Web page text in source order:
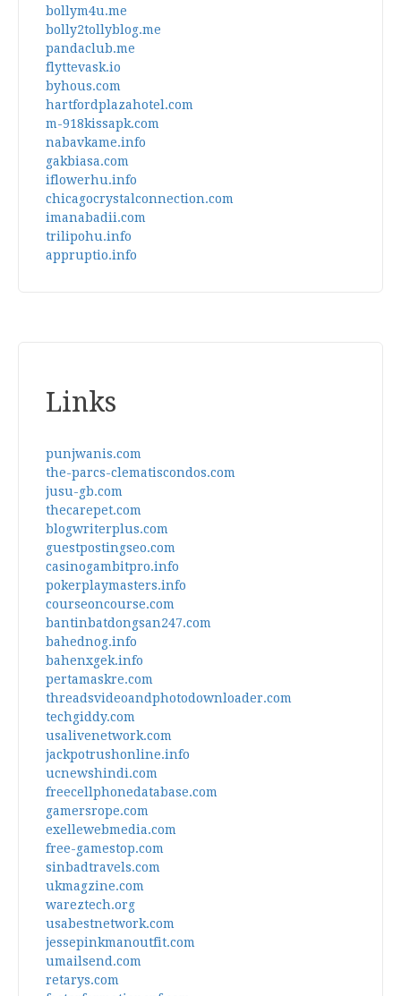
bollym4u.me
bolly2tollyblog.me
pandaclub.me
flyttevask.io
byhous.com
hartfordplazahotel.com
m-918kissapk.com
nabavkame.info
gakbiasa.com
iflowerhu.info
chicagocrystalconnection.com
imanabadii.com
trilipohu.info
appruptio.info
Links
punjwanis.com
the-parcs-clematiscondos.com
jusu-gb.com
thecarepet.com
blogwriterplus.com
guestpostingseo.com
casinogambitpro.info
pokerplaymasters.info
courseoncourse.com
bantinbatdongsan247.com
bahednog.info
bahenxgek.info
pertamaskre.com
threadsvideoandphotodownloader.com
techgiddy.com
usalivenetwork.com
jackpotrushonline.info
ucnewshindi.com
freecellphonedatabase.com
gamersrope.com
exellewebmedia.com
free-gamestop.com
sinbadtravels.com
ukmagzine.com
wareztech.org
usabestnetwork.com
jessepinkmanoutfit.com
umailsend.com
retarys.com